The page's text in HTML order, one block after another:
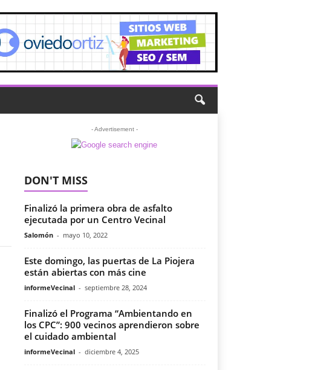
- Advertisement -
DON'T MISS
Finalizó la primera obra de asfalto
ejecutada por un Centro Vecinal
Salomón - mayo 10, 2022
Este domingo, las puertas de La Piojera
están abiertas con más cine
informeVecinal - septiembre 28, 2024
Finalizó el Programa “Ambientando en
los CPC”: 900 vecinos aprendieron sobre
el cuidado ambiental
informeVecinal - diciembre 4, 2025